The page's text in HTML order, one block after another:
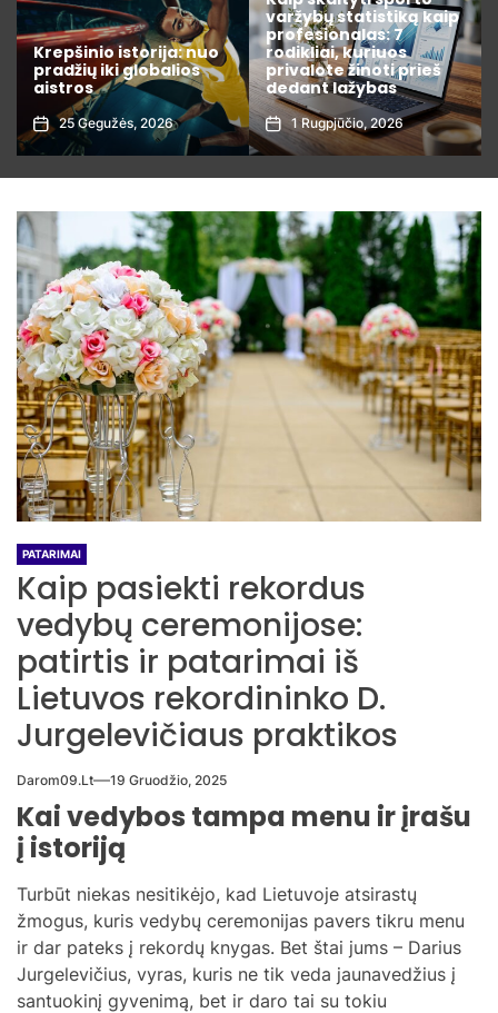
varžybų statistiką kaip
profesionalas: 7
rodikliai, kuriuos
privalote žinoti prieš
dedant lažybas
1 Rugpjūčio, 2026
Kaip išsirinkti išmanųjį
namų valdymo
įrenginį, kuris realiai
sutaupo elektros
sąskaitas
3 Liepos, 2026
PATARIMAI
Kaip pasiekti rekordus
vedybų ceremonijose:
patirtis ir patarimai iš
Lietuvos rekordininko D.
Jurgelevičiaus praktikos
Darom09.lt 19 Gruodžio, 2025
Kai vedybos tampa menu ir įrašu
į istoriją
Turbūt niekas nesitikėjo, kad Lietuvoje atsirastų
žmogus, kuris vedybų ceremonijas pavers tikru menu
ir dar pateks į rekordų knygas. Bet štai jums – Darius
Jurgelevičius, vyras, kuris ne tik veda jaunavedžius į
santuokinį gyvenimą, bet ir daro tai su tokiu